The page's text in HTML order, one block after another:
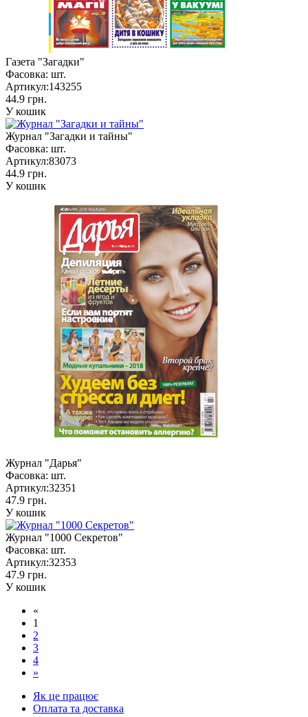
Газета "Загадки"
Фасовка: шт.
Артикул:143255
44.9 грн.
У кошик
Журнал "Загадки и тайны"
Фасовка: шт.
Артикул:83073
44.9 грн.
У кошик
Журнал "Дарья"
Фасовка: шт.
Артикул:32351
47.9 грн.
У кошик
Журнал "1000 Секретов"
Фасовка: шт.
Артикул:32353
47.9 грн.
У кошик
«
1
2
3
4
»
Як це працює
Оплата та доставка